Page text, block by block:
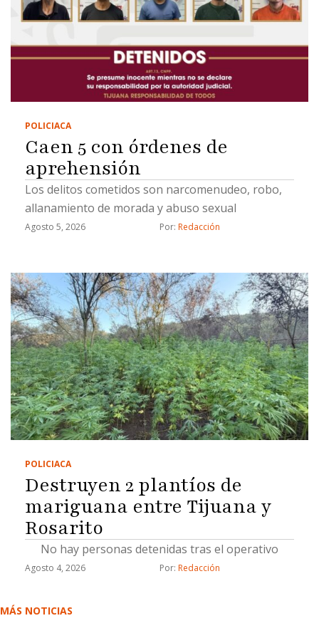
POLICIACA
Caen 5 con órdenes de
aprehensión
Los delitos cometidos son narcomenudeo, robo,
allanamiento de morada y abuso sexual
Agosto 5, 2026 Por: Redacción
POLICIACA
Destruyen 2 plantíos de
mariguana entre Tijuana y
Rosarito
No hay personas detenidas tras el operativo
Agosto 4, 2026 Por: Redacción
MÁS NOTICIAS